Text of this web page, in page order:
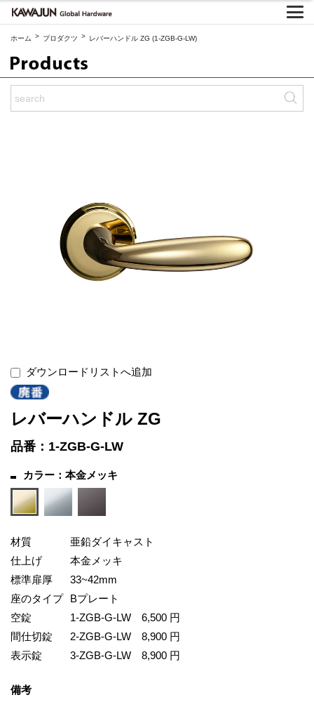
ホーム > プロダクツ > レバーハンドル ZG (1-ZGB-G-LW)
ダウンロードリストへ追加
レバーハンドル ZG
品番：1-ZGB-G-LW
カラー：本金メッキ
材質
亜鉛ダイキャスト
仕上げ
本金メッキ
標準扉厚
33~42mm
座のタイプ
Bプレート
空錠
1-ZGB-G-LW
6,500 円
間仕切錠
2-ZGB-G-LW
8,900 円
表示錠
3-ZGB-G-LW 8,900 円
備考